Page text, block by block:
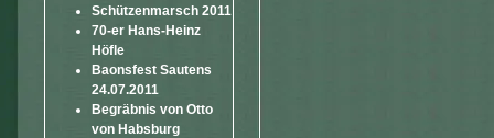
Schützenmarsch 2011
70-er Hans-Heinz
Höfle
Baonsfest Sautens
24.07.2011
Begräbnis von Otto
von Habsburg